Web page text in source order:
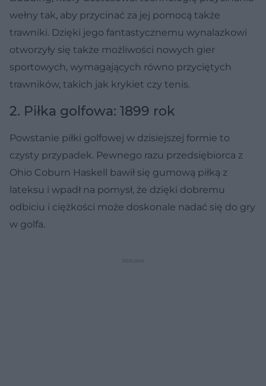
wełny tak, aby przycinać za jej pomocą także
trawniki. Dzięki jego fantastycznemu wynalazkowi
otworzyły się także możliwości nowych gier
sportowych, wymagających równo przyciętych
trawników, takich jak krykiet czy tenis.
2. Piłka golfowa: 1899 rok
Powstanie piłki golfowej w dzisiejszej formie to
czysty przypadek. Pewnego razu przedsiębiorca z
Ohio Coburn Haskell bawił się gumową piłką z
lateksu i wpadł na pomysł, że dzięki dobremu
odbiciu i ciężkości może doskonale nadać się do gry
w golfa.